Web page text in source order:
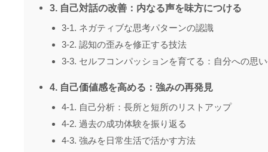
3. 自己対話の改善：内なる声を味方につける
3-1. ネガティブな思考パターンの認識
3-2. 認知の歪みを修正する技法
3-3. セルフコンパッションを育てる：自分への思
4. 自己価値感を高める：強みの再発見
4-1. 自己分析：長所と短所のリストアップ
4-2. 過去の成功体験を振り返る
4-3. 強みを日常生活で活かす方法